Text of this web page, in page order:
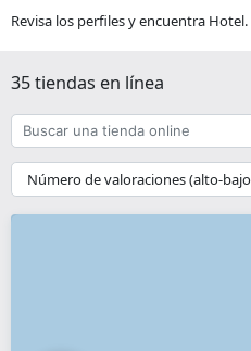
Revisa los perfiles y encuentra Hotel.
35 tiendas en línea
Buscar
una
tienda
online
{{
__('Sort')
}}